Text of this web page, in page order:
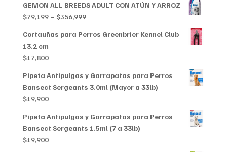
GEMON ALL BREEDS ADULT CON ATÚN Y ARROZ
$79,199 – $356,999Price
$79,199
Cortauñas para Perros Greenbrier Kennel Club
13.2 cm
$17,800
Pipeta Antipulgas y Garrapatas para Perros
Bansect Sergeants 3.0ml (Mayor a 33lb)
$19,900
Pipeta Antipulgas y Garrapatas para Perros
Bansect Sergeants 1.5ml (7 a 33lb)
$19,900